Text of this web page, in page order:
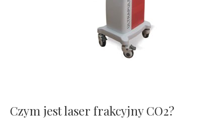
Czym jest laser frakcyjny CO2?